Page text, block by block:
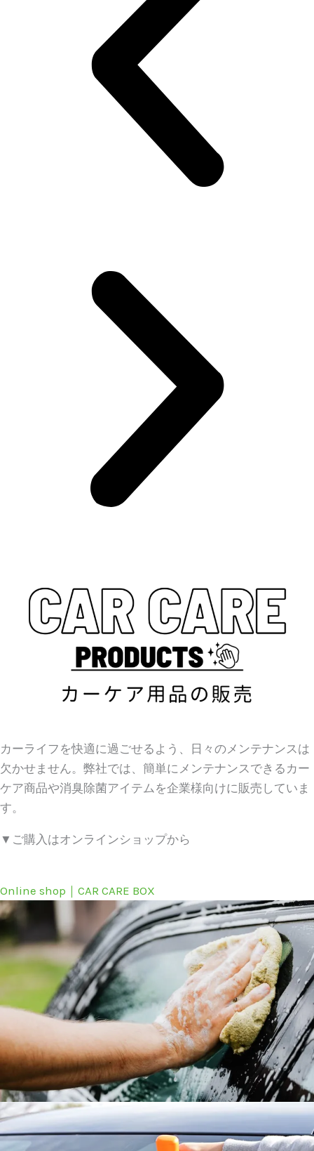
カーライフを快適に過ごせるよう、日々のメンテナンスは
欠かせません。弊社では、簡単にメンテナンスできるカー
ケア商品や消臭除菌アイテムを企業様向けに販売していま
す。
▼ご購入はオンラインショップから
Online shop｜CAR CARE BOX